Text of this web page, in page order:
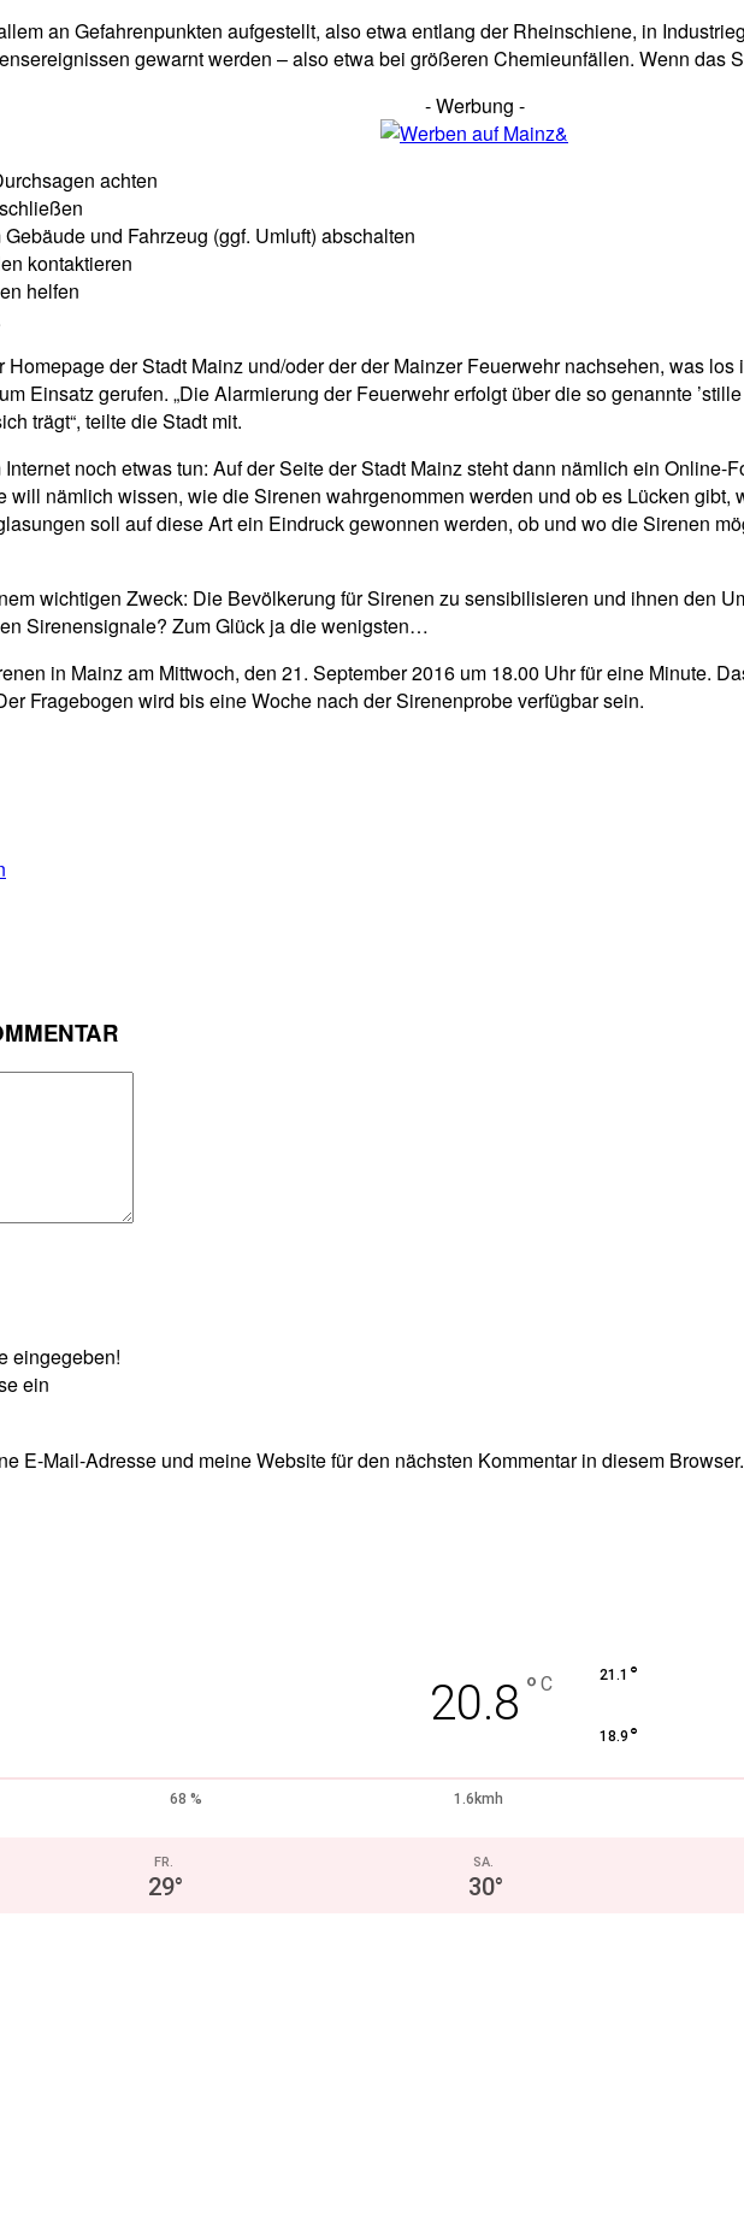
an Gefahrenpunkten aufgestellt, also etwa entlang der Rheinschiene, in
gewarnt werden – also etwa bei größeren Chemieunfällen. Wenn das
- Werbung -
achten
und Fahrzeug (ggf. Umluft) abschalten
kontaktieren
helfen
der Stadt Mainz und/oder der der Mainzer Feuerwehr nachsehen, was
Einsatz gerufen. „Die Alarmierung der Feuerwehr erfolgt über die so genannte
trägt“, teilte die Stadt mit.
noch etwas tun: Auf der Seite der Stadt Mainz steht dann nämlich ein Online-
nämlich wissen, wie die Sirenen wahrgenommen werden und ob es Lücken gibt,
soll auf diese Art ein Eindruck gewonnen werden, ob und wo die Sirenen
wichtigen Zweck: Die Bevölkerung für Sirenen zu sensibilisieren und ihnen den
Sirenensignale? Zum Glück ja die wenigsten…
in Mainz am Mittwoch, den 21. September 2016 um 18.00 Uhr für eine Minute.
Fragebogen wird bis eine Woche nach der Sirenenprobe verfügbar sein.
eingegeben!
ein
E-Mail-Adresse und meine Website für den nächsten Kommentar in diesem Browser.
20.8 ° C 21.1 °
18.9 °
68 %
1.6kmh
FR.
29°
SA.
30°